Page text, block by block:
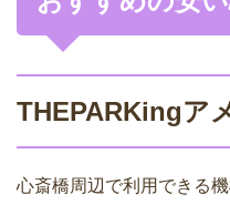
THEPARKingア
心斎橋周辺で利用できる